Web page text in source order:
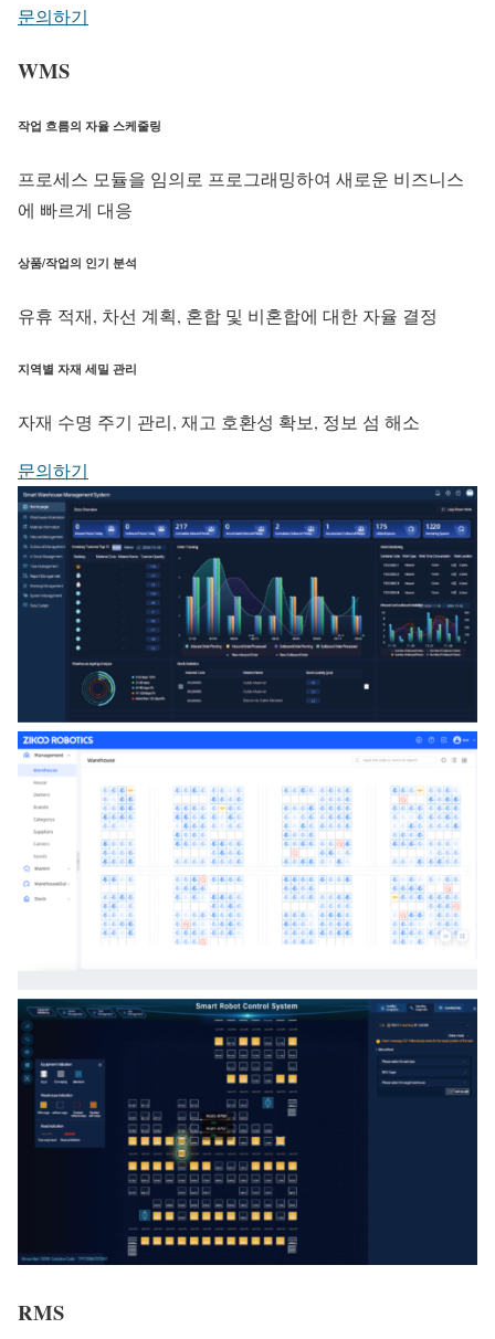
문의하기
WMS
작업 흐름의 자율 스케줄링
프로세스 모듈을 임의로 프로그래밍하여 새로운 비즈니스
에 빠르게 대응
상품/작업의 인기 분석
유휴 적재, 차선 계획, 혼합 및 비혼합에 대한 자율 결정
지역별 자재 세밀 관리
자재 수명 주기 관리, 재고 호환성 확보, 정보 섬 해소
문의하기
RMS